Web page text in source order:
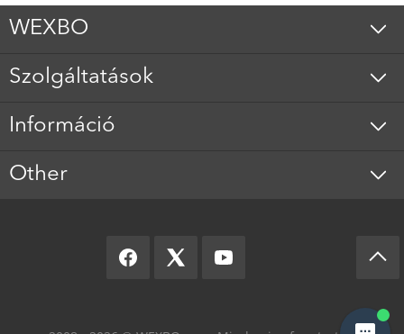
WEXBO
Szolgáltatások
Információ
Other